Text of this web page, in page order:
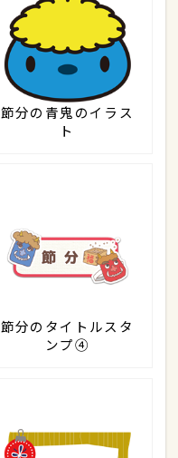
節分の青鬼のイラス
ト
節分のタイトルスタ
ンプ④